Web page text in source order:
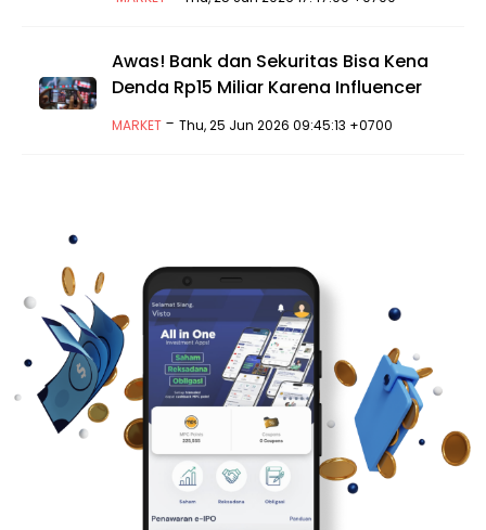
Awas! Bank dan Sekuritas Bisa Kena
Denda Rp15 Miliar Karena Influencer
MARKET -Thu, 25 Jun 2026 09:45:13 +0700